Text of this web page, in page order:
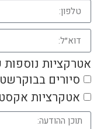
אטרקציות נוספות
סיורים בבוקרשט
אטקרציות